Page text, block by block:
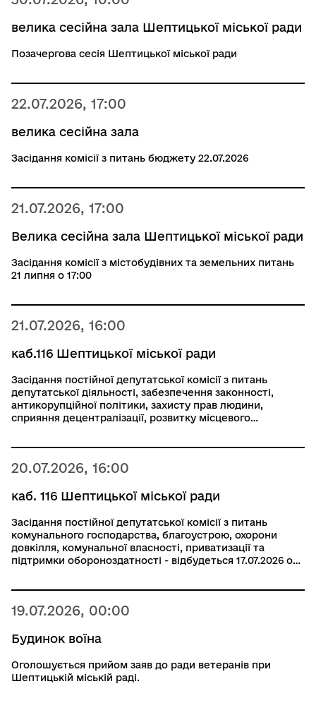
велика сесійна зала Шептицької міської ради
Позачергова сесія Шептицької міської ради
22.07.2026, 17:00
велика сесійна зала
Засідання комісії з питань бюджету 22.07.2026
21.07.2026, 17:00
Велика сесійна зала Шептицької міської ради
Засідання комісії з містобудівних та земельних питань
21 липня о 17:00
21.07.2026, 16:00
каб.116 Шептицької міської ради
Засідання постійної депутатської комісії з питань
депутатської діяльності, забезпечення законності,
антикорупційної політики, захисту прав людини,
сприяння децентралізації, розвитку місцевого
20.07.2026, 16:00
каб. 116 Шептицької міської ради
Засідання постійної депутатської комісії з питань
комунального господарства, благоустрою, охорони
довкілля, комунальної власності, приватизації та
підтримки обороноздатності - відбудеться 17.07.2026 о
19.07.2026, 00:00
Будинок воїна
Оголошується прийом заяв до ради ветеранів при
Шептицькій міській раді.